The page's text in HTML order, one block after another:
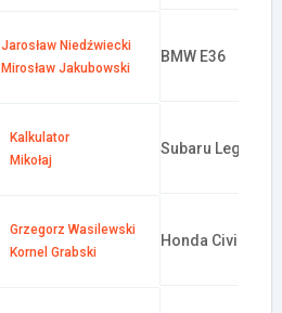
Jarosław Niedźwiecki
Mirosław Jakubowski
BMW E36
Kalkulator
Mikołaj
Subaru Legacy
Grzegorz Wasilewski
Kornel Grabski
Honda Civic